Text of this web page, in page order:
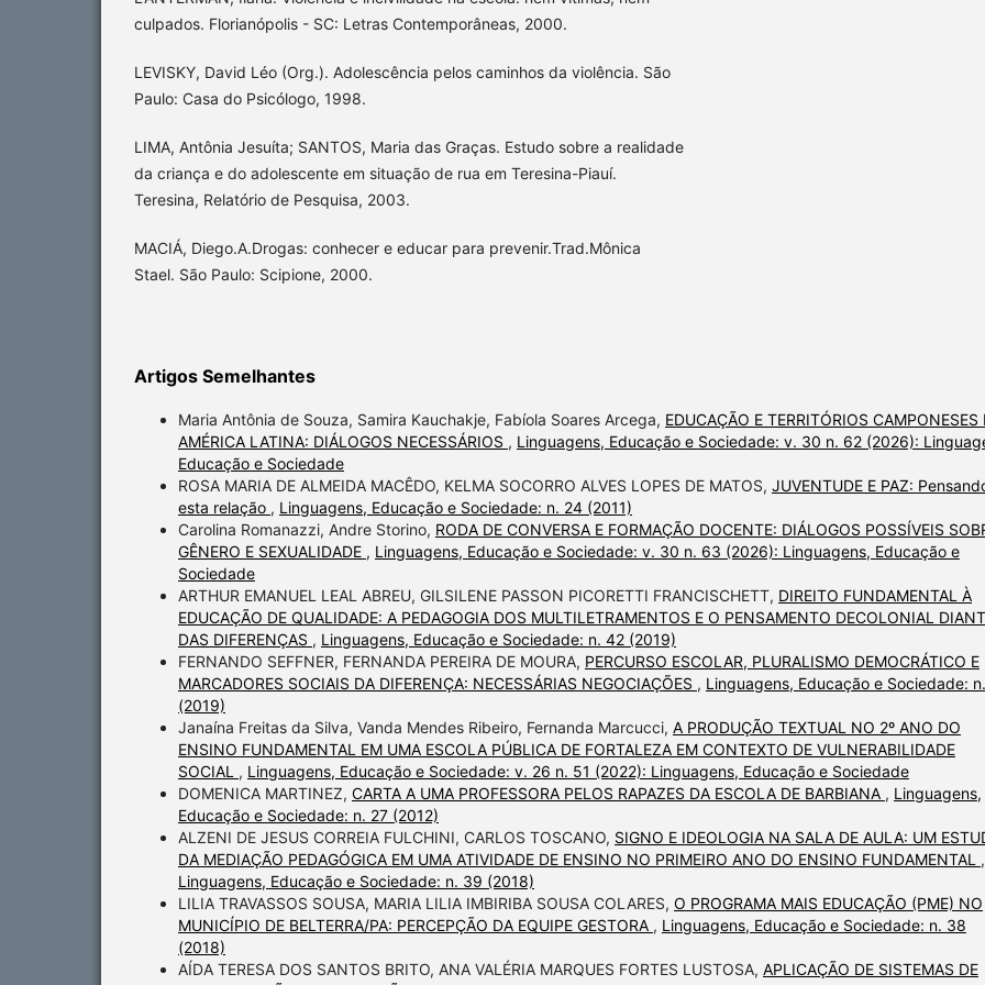
culpados. Florianópolis - SC: Letras Contemporâneas, 2000.
LEVISKY, David Léo (Org.). Adolescência pelos caminhos da violência. São
Paulo: Casa do Psicólogo, 1998.
LIMA, Antônia Jesuíta; SANTOS, Maria das Graças. Estudo sobre a realidade
da criança e do adolescente em situação de rua em Teresina-Piauí.
Teresina, Relatório de Pesquisa, 2003.
MACIÁ, Diego.A.Drogas: conhecer e educar para prevenir.Trad.Mônica
Stael. São Paulo: Scipione, 2000.
Artigos Semelhantes
Maria Antônia de Souza, Samira Kauchakje, Fabíola Soares Arcega, EDUCAÇÃO E TERRITÓRIOS CAMPONESES
AMÉRICA LATINA: DIÁLOGOS NECESSÁRIOS , Linguagens, Educação e Sociedade: v. 30 n. 62 (2026):
Educação e Sociedade
ROSA MARIA DE ALMEIDA MACÊDO, KELMA SOCORRO ALVES LOPES DE MATOS, JUVENTUDE E PAZ:
esta relação , Linguagens, Educação e Sociedade: n. 24 (2011)
Carolina Romanazzi, Andre Storino, RODA DE CONVERSA E FORMAÇÃO DOCENTE: DIÁLOGOS POSSÍVEIS
GÊNERO E SEXUALIDADE , Linguagens, Educação e Sociedade: v. 30 n. 63 (2026): Linguagens, Educação e
Sociedade
ARTHUR EMANUEL LEAL ABREU, GILSILENE PASSON PICORETTI FRANCISCHETT, DIREITO FUNDAMENTAL À
EDUCAÇÃO DE QUALIDADE: A PEDAGOGIA DOS MULTILETRAMENTOS E O PENSAMENTO DECOLONIAL
DAS DIFERENÇAS , Linguagens, Educação e Sociedade: n. 42 (2019)
FERNANDO SEFFNER, FERNANDA PEREIRA DE MOURA, PERCURSO ESCOLAR, PLURALISMO DEMOCRÁTICO E
MARCADORES SOCIAIS DA DIFERENÇA: NECESSÁRIAS NEGOCIAÇÕES , Linguagens, Educação e Sociedade:
(2019)
Janaína Freitas da Silva, Vanda Mendes Ribeiro, Fernanda Marcucci, A PRODUÇÃO TEXTUAL NO 2º ANO DO
ENSINO FUNDAMENTAL EM UMA ESCOLA PÚBLICA DE FORTALEZA EM CONTEXTO DE VULNERABILIDADE
SOCIAL , Linguagens, Educação e Sociedade: v. 26 n. 51 (2022): Linguagens, Educação e Sociedade
DOMENICA MARTINEZ, CARTA A UMA PROFESSORA PELOS RAPAZES DA ESCOLA DE BARBIANA , Linguagens,
Educação e Sociedade: n. 27 (2012)
ALZENI DE JESUS CORREIA FULCHINI, CARLOS TOSCANO, SIGNO E IDEOLOGIA NA SALA DE AULA: UM
DA MEDIAÇÃO PEDAGÓGICA EM UMA ATIVIDADE DE ENSINO NO PRIMEIRO ANO DO ENSINO FUNDAMENTAL ,
Linguagens, Educação e Sociedade: n. 39 (2018)
LILIA TRAVASSOS SOUSA, MARIA LILIA IMBIRIBA SOUSA COLARES, O PROGRAMA MAIS EDUCAÇÃO (PME) NO
MUNICÍPIO DE BELTERRA/PA: PERCEPÇÃO DA EQUIPE GESTORA , Linguagens, Educação e Sociedade: n. 38
(2018)
AÍDA TERESA DOS SANTOS BRITO, ANA VALÉRIA MARQUES FORTES LUSTOSA, APLICAÇÃO DE SISTEMAS DE